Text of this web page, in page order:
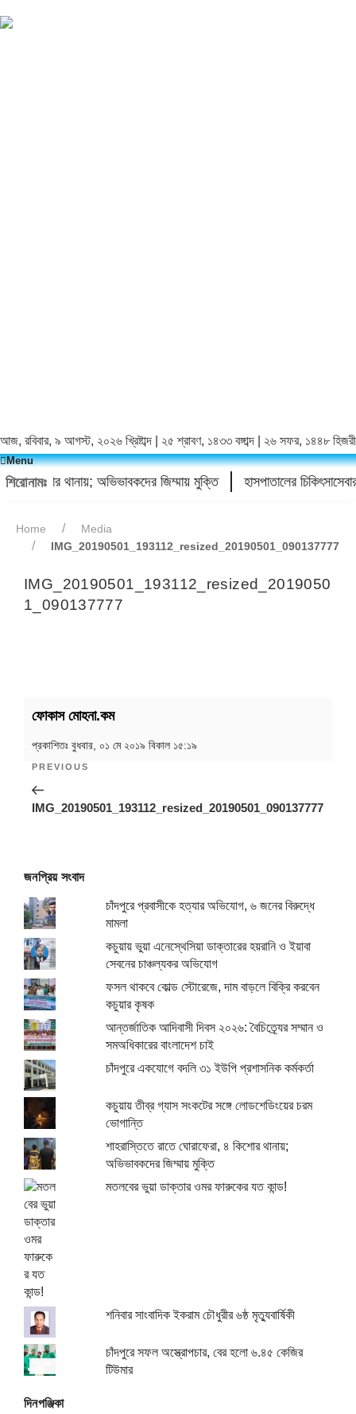
আজ, রবিবার, ৯ আগস্ট, ২০২৬ খ্রিষ্টাব্দ | ২৫ শ্রাবণ, ১৪৩৩ বঙ্গাব্দ | ২৬ সফর, ১৪৪৮ হিজরী
Menu
শিরোনামঃ
৪ কিশোর থানায়; অভিভাবকদের জিম্মায় মুক্তি হাসপাতালের
Home
Media
IMG_20190501_193112_resized_20190501_090137777
IMG_20190501_193112_resized_2019050
1_090137777
ফোকাস মোহনা.কম
প্রকাশিতঃ বুধবার, ০১ মে ২০১৯ বিকাল ১৫:১৯
Post
navigation
PREVIOUS
IMG_20190501_193112_resized_20190501_090137777
জনপ্রিয় সংবাদ
চাঁদপুরে প্রবাসীকে হত্যার অভিযোগ, ৬ জনের বিরুদ্ধে
মামলা
কচুয়ায় ভুয়া এনেস্থেসিয়া ডাক্তারের হয়রানি ও ইয়াবা
সেবনের চাঞ্চল্যকর অভিযোগ
ফসল থাকবে কোল্ড স্টোরেজে, দাম বাড়লে বিক্রি করবেন
কচুয়ার কৃষক
আন্তর্জাতিক আদিবাসী দিবস ২০২৬: বৈচিত্র্যের সম্মান ও
সমঅধিকারের বাংলাদেশ চাই
চাঁদপুরে একযোগে বদলি ৩১ ইউপি প্রশাসনিক কর্মকর্তা
কচুয়ায় তীব্র গ্যাস সংকটের সঙ্গে লোডশেডিংয়ের চরম
ভোগান্তি
শাহরাস্তিতে রাতে ঘোরাফেরা, ৪ কিশোর থানায়;
অভিভাবকদের জিম্মায় মুক্তি
মতলবের ভুয়া ডাক্তার ওমর ফারুকের যত কান্ড!
শনিবার সাংবাদিক ইকরাম চৌধুরীর ৬ষ্ঠ মৃত্যুবার্ষিকী
চাঁদপুরে সফল অস্ত্রোপচার, বের হলো ৬.৪৫ কেজির
টিউমার
দিনপঞ্জিকা